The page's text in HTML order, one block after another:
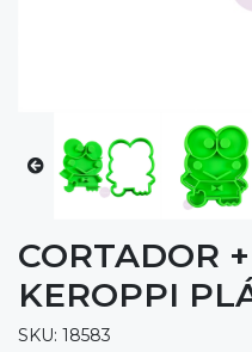
CORTADOR
KEROPPI
SKU: 18583